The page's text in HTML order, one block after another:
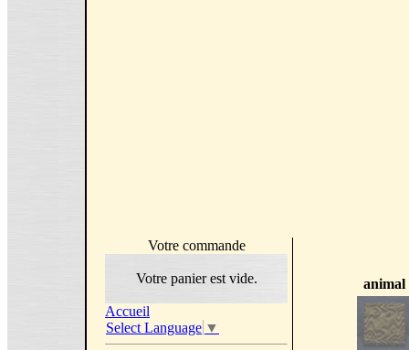
Votre commande
Votre panier est vide.
Accueil
Select Language ▼
animal